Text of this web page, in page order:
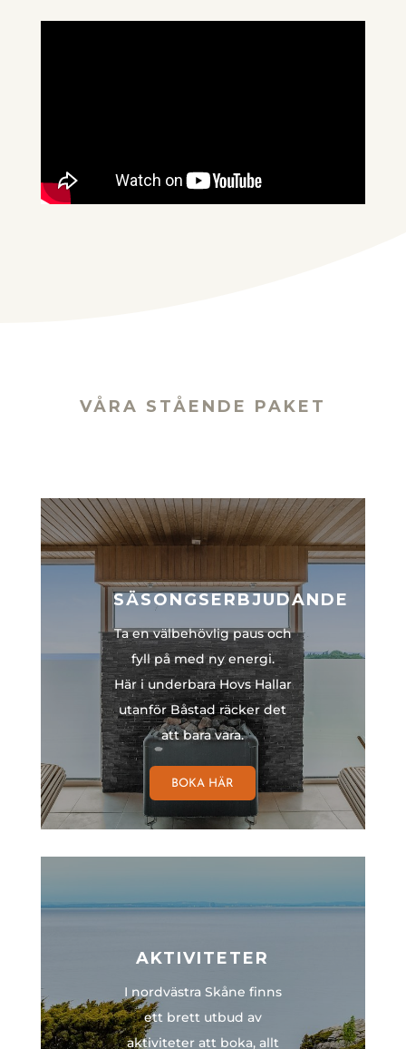
VÅRA STÅENDE PAKET
SÄSONGSERBJUDANDE
Ta en välbehövlig paus och
fyll på med ny energi.
Här i underbara Hovs Hallar
utanför Båstad räcker det
att bara vara.
BOKA HÄR
AKTIVITETER
I nordvästra Skåne finns
ett brett utbud av
aktiviteter att boka, allt